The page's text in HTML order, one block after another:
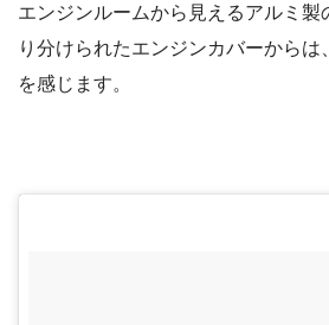
エンジンルームから見えるアルミ製
り分けられたエンジンカバーからは
を感じます。